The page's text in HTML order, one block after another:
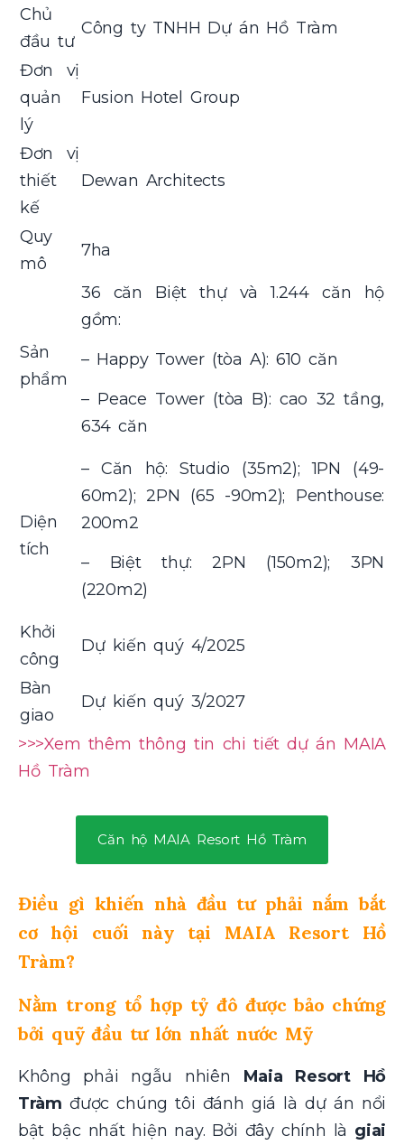
Chủ
đầu tư
Công ty TNHH Dự án Hồ Tràm
Đơn vị
quản
lý
Fusion Hotel Group
Đơn vị
thiết
kế
Dewan Architects
Quy
mô
7ha
Sản
phẩm
36 căn Biệt thự và 1.244 căn hộ
gồm:
– Happy Tower (tòa A): 610 căn
– Peace Tower (tòa B): cao 32 tầng,
634 căn
Diện
tích
– Căn hộ: Studio (35m2); 1PN (49-
60m2); 2PN (65 -90m2); Penthouse:
200m2
– Biệt thự: 2PN (150m2); 3PN
(220m2)
Khởi
công
Dự kiến quý 4/2025
Bàn
giao
Dự kiến quý 3/2027
>>>Xem thêm thông tin chi tiết dự án MAIA
Hồ Tràm
Căn hộ MAIA Resort Hồ Tràm
Điều gì khiến nhà đầu tư phải nắm bắt
cơ hội cuối này tại MAIA Resort Hồ
Tràm?
Nằm trong tổ hợp tỷ đô được bảo chứng
bởi quỹ đầu tư lớn nhất nước Mỹ
Không phải ngẫu nhiên Maia Resort Hồ
Tràm được chúng tôi đánh giá là dự án nổi
bật bậc nhất hiện nay. Bởi đây chính là giai